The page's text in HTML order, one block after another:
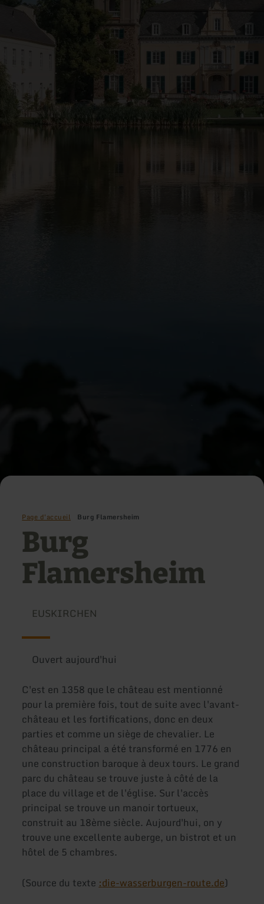
Page d'accueil Burg Flamersheim
Burg
Flamersheim
EUSKIRCHEN
Ouvert aujourd'hui
C'est en 1358 que le château est mentionné
pour la première fois, tout de suite avec l'avant-
château et les fortifications, donc en deux
parties et comme un siège de chevalier. Le
château principal a été transformé en 1776 en
une construction baroque à deux tours. Le grand
parc du château se trouve juste à côté de la
place du village et de l'église. Sur l'accès
principal se trouve un manoir tortueux,
construit au 18ème siècle. Aujourd'hui, on y
trouve une excellente auberge, un bistrot et un
hôtel de 5 chambres.
(Source du texte :die-wasserburgen-route.de)